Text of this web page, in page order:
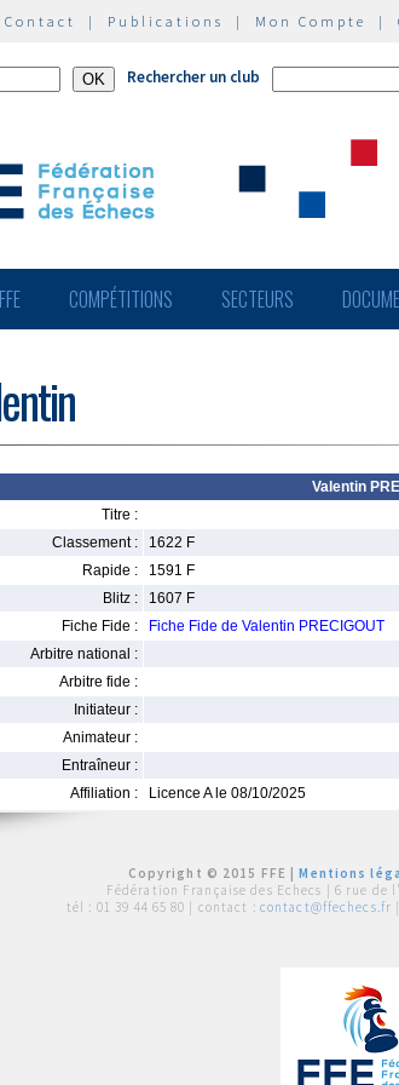
Contact | Publications | Mon Compte |
Rechercher un club
FFE COMPÉTITIONS SECTEURS
Valentin
Titre :
Classement :
1622 F
Rapide :
1591 F
Blitz :
1607 F
Fiche Fide :
Fiche Fide de Valentin PRECIGOUT
Arbitre national :
Arbitre fide :
Initiateur :
Animateur :
Entraîneur :
Affiliation :
Licence A le 08/10/2025
Copyright © 2015 FFE |Mentions
Fédération Française des Echecs | 6 rue de
tél : 01 39 44 65 80 | contact : contact@ffechecs.fr